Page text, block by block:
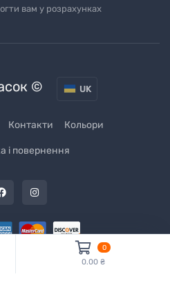
вам у розрахунках
© UK
Контакти Кольори
і повернення
0
0.00 ₴